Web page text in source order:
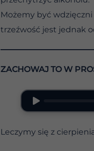
Możemy być wdzięczni
trzeźwość jest jednak
ZACHOWAJ TO W
Leczymy się z